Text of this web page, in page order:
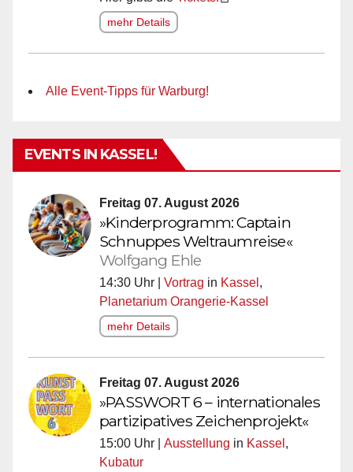
mehr Details
Alle Event-Tipps für Warburg!
EVENTS IN KASSEL!
Freitag 07. August 2026
»Kinderprogramm: Captain
Schnuppes Weltraumreise«
Wolfgang Ehle
14:30 Uhr | Vortrag in Kassel ,
Planetarium Orangerie-Kassel
mehr Details
Freitag 07. August 2026
»PASSWORT 6 – internationales
partizipatives Zeichenprojekt«
15:00 Uhr | Ausstellung in Kassel ,
Kubatur